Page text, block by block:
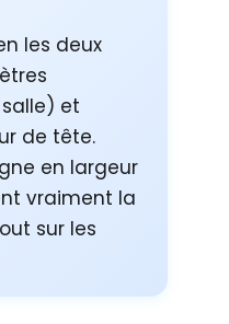
les deux
et
de tête.
en largeur
vraiment la
sur les